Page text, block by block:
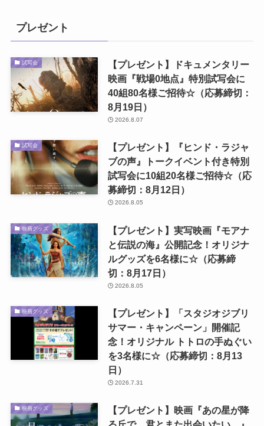
プレゼント
試写会
【プレゼント】ドキュメンタリー
映画『戦場0地点』特別試写会に
40組80名様ご招待☆（応募締切：
8月19日）
2026.8.07
試写会
【プレゼント】『ヒンド・ラジャ
ブの声』トークイベント付き特別
試写会に10組20名様ご招待☆（応
募締切：8月12日）
2026.8.05
映画グッズ
【プレゼント】実写映画『モアナ
と伝説の海』公開記念！オリジナ
ルグッズを6名様に☆（応募締
切：8月17日）
2026.8.05
映画グッズ
【プレゼント】「スタジオジブリ
サマー・キャンペーン」開催記
念！オリジナル トトロの手ぬぐい
を3名様に☆（応募締切：8月13
日）
2026.7.31
映画グッズ
【プレゼント】映画『あの星が降